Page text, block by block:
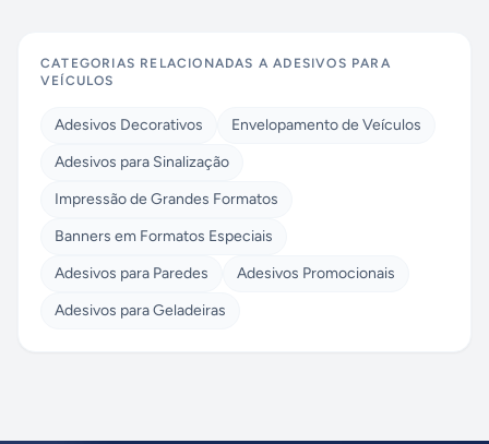
CATEGORIAS RELACIONADAS AADESIVOS PARA
VEÍCULOS
Adesivos Decorativos
Envelopamento de Veículos
Adesivos para Sinalização
Impressão de Grandes Formatos
Banners em Formatos Especiais
Adesivos para Paredes
Adesivos Promocionais
Adesivos para Geladeiras